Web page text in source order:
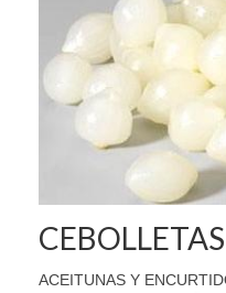
ACEITUNAS Y